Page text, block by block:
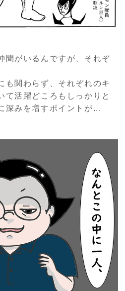
間がいるんですが、それぞ
も関わらず、それぞれのキ
て活躍どころもしっかりと
深みを増すポイントが...